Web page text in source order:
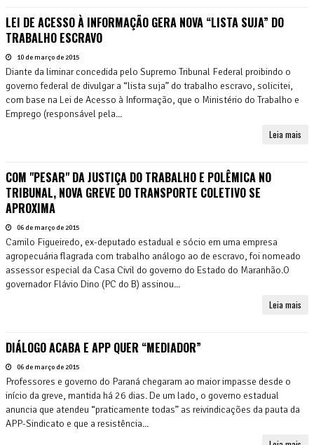
LEI DE ACESSO À INFORMAÇÃO GERA NOVA “LISTA SUJA” DO
TRABALHO ESCRAVO
10 de março de 2015
Diante da liminar concedida pelo Supremo Tribunal Federal proibindo o
governo federal de divulgar a “lista suja” do trabalho escravo, solicitei,
com base na Lei de Acesso à Informação, que o Ministério do Trabalho e
Emprego (responsável pela...
Leia mais
COM "PESAR" DA JUSTIÇA DO TRABALHO E POLÊMICA NO
TRIBUNAL, NOVA GREVE DO TRANSPORTE COLETIVO SE
APROXIMA
06 de março de 2015
Camilo Figueiredo, ex-deputado estadual e sócio em uma empresa
agropecuária flagrada com trabalho análogo ao de escravo, foi nomeado
assessor especial da Casa Civil do governo do Estado do Maranhão.O
governador Flávio Dino (PC do B) assinou...
Leia mais
DIÁLOGO ACABA E APP QUER “MEDIADOR”
06 de março de 2015
Professores e governo do Paraná chegaram ao maior impasse desde o
início da greve, mantida há 26 dias. De um lado, o governo estadual
anuncia que atendeu “praticamente todas” as reivindicações da pauta da
APP-Sindicato e que a resistência...